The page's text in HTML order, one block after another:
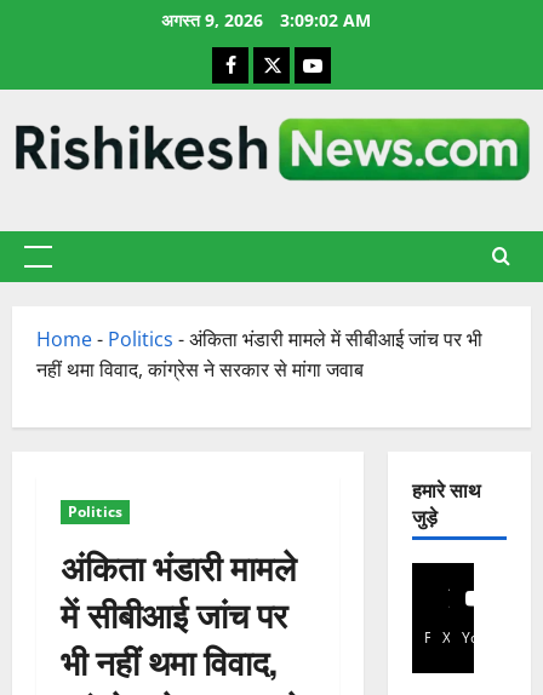
अगस्त 9, 2026 3:09:03 AM
Facebook
X YouTube
प्राथमिक
Home- Politics -अंकिता भंडारी मामले में सीबीआई जांच पर भी
नहीं थमा विवाद, कांग्रेस ने सरकार से मांगा जवाब
Politics
अंकिता भंडारी मामले
में सीबीआई जांच पर
भी नहीं थमा विवाद,
हमारे साथ
जुड़े
Facebook
X YouTube